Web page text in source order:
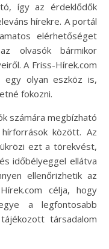
így az érdeklődők
hírekre. A portál
elérhetőséget
olvasók bármikor
A Friss-Hírek.com
egy olyan eszköz is,
fokozni.
számára megbízható
között. Az
ezt a törekvést,
időbélyeggel ellátva
ellenőrizhetik az
célja, hogy
a legfontosabb
társadalom